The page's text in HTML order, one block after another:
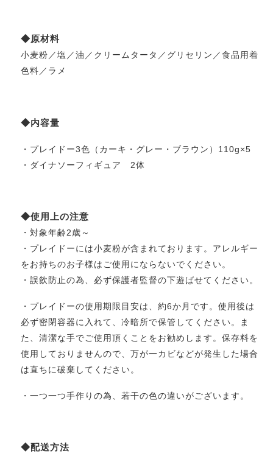
◆原材料
小麦粉／塩／油／クリームタータ／グリセリン／食品用着
色料／ラメ
◆内容量
・プレイドー3色（カーキ・グレー・ブラウン）110g×5
・ダイナソーフィギュア 2体
◆使用上の注意
・対象年齢2歳～
・プレイドーには小麦粉が含まれております。アレルギー
をお持ちのお子様はご使用にならないでください。
・誤飲防止の為、必ず保護者監督の下遊ばせてください。
・プレイドーの使用期限目安は、約6か月です。使用後は
必ず密閉容器に入れて、冷暗所で保管してください。ま
た、清潔な手でご使用頂くことをお勧めします。保存料を
使用しておりませんので、万が一カビなどが発生した場合
は直ちに破棄してください。
・一つ一つ手作りの為、若干の色の違いがございます。
◆配送方法